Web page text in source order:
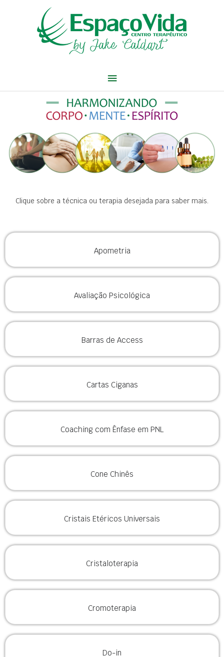
principal
Clique sobre a técnica ou terapia desejada para saber mais.
Apometria
Avaliação Psicológica
Barras de Access
Cartas Ciganas
Coaching com Ênfase em PNL
Cone Chinês
Cristais Etéricos Universais
Cristaloterapia
Cromoterapia
Do-in